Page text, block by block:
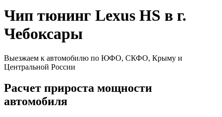
Чип тюнинг Lexus HS в г.
Чебоксары
Выезжаем к автомобилю по ЮФО, СКФО, Крыму и
Центральной России
Расчет прироста мощности
автомобиля